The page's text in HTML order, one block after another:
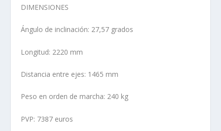
DIMENSIONES
Ángulo de inclinación: 27,57 grados
Longitud: 2220 mm
Distancia entre ejes: 1465 mm
Peso en orden de marcha: 240 kg
PVP: 7387 euros